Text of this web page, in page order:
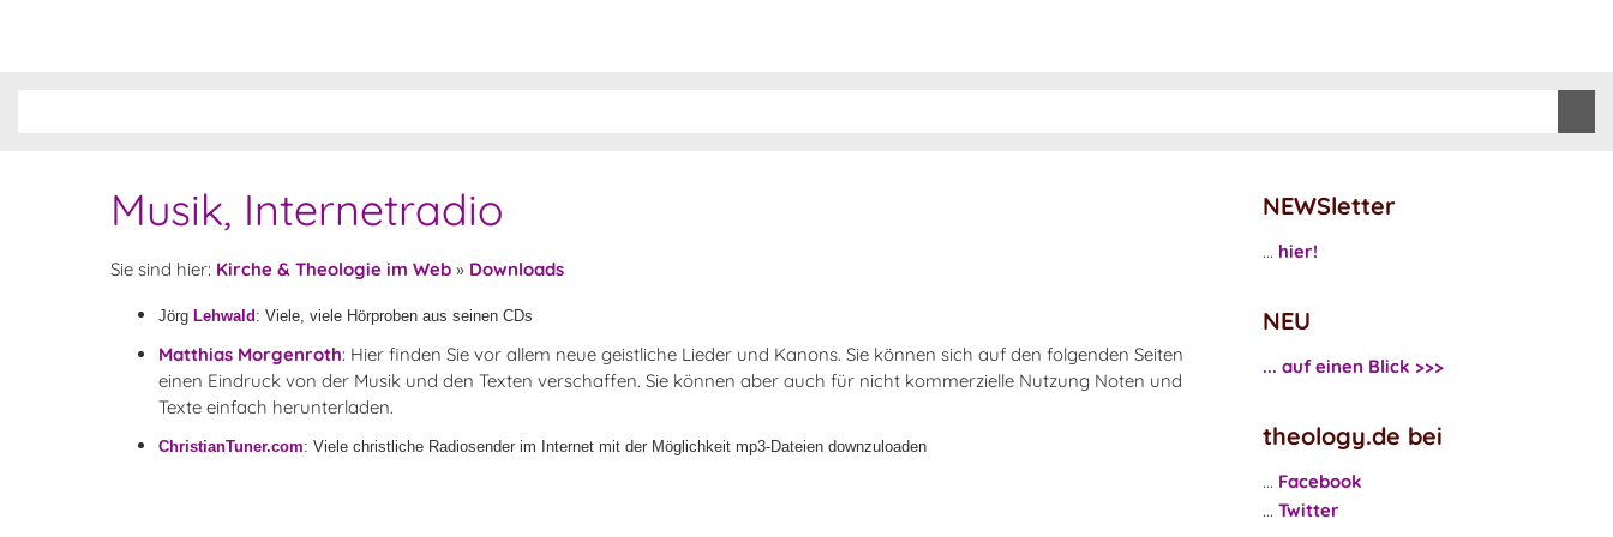
Musik, Internetradio
Sie sind hier: Kirche & Theologie im Web » Downloads
Jörg Lehwald : Viele, viele Hörproben aus seinen CDs
Matthias Morgenroth: Hier finden Sie vor allem neue geistliche Lieder und Kanons. Sie können sich auf den folgenden Seiten
einen Eindruck von der Musik und den Texten verschaffen. Sie können aber auch für nicht kommerzielle Nutzung Noten und
Texte einfach herunterladen.
ChristianTuner.com: Viele christliche Radiosender im Internet mit der Möglichkeit mp3-Dateien downzuloaden
NEWSletter
... hier!
NEU
... auf einen Blick >>>
theology.de bei
... Facebook
... Twitter